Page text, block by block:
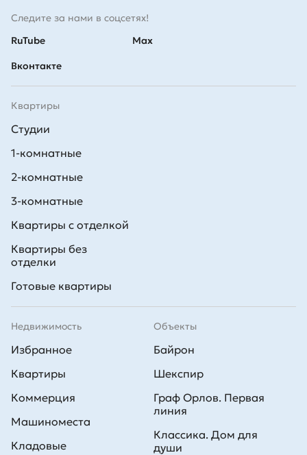
Следите за нами в соцсетях!
RuTube
Вконтакте
Max
Квартиры
Студии
1-комнатные
2-комнатные
3-комнатные
Квартиры с отделкой
Квартиры без
отделки
Готовые квартиры
Недвижимость
Избранное
Квартиры
Коммерция
Машиноместа
Кладовые
Объекты
Байрон
Шекспир
Граф Орлов. Первая
линия
Классика. Дом для
души